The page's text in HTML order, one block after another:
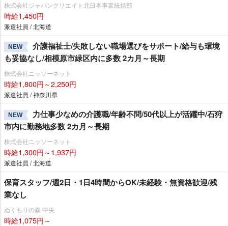
株式会社ジャパンクリエイト北日本事業統括部
時給1,450円
派遣社員 / 北海道
NEW
介護福祉士/失敗しない職場選びをサポート/給与も環境
も妥協なし/相模原市緑区内に多数 2カ月～長期
株式会社ニッソーネット
時給1,800円～2,250円
派遣社員 / 神奈川県
NEW
力仕事少なめの介護職/年齢不問/50代以上が活躍中/石狩
市内に勤務地多数 2カ月～長期
株式会社ニッソーネット
時給1,300円～1,937円
派遣社員 / 北海道
保育スタッフ/週2日・1日4時間からOK/未経験・無資格歓迎/残
業なし
ぬくもりの森 中央
時給1,075円～